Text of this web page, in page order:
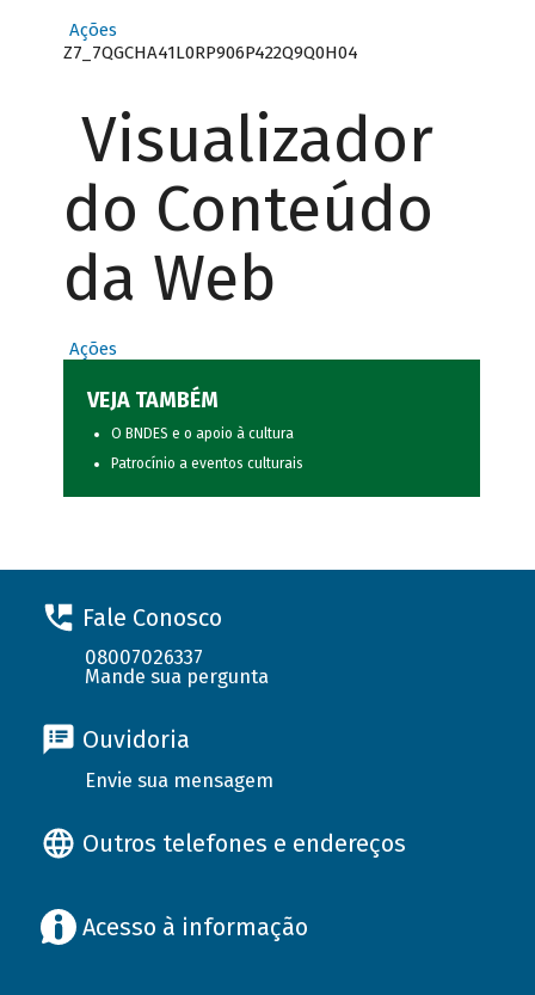
Ações
Z7_7QGCHA41L0RP906P422Q9Q0H04
Visualizador
do Conteúdo
da Web
Ações
VEJA TAMBÉM
O BNDES e o apoio à cultura
Patrocínio a eventos culturais
Fale Conosco
08007026337
Mande sua pergunta
Ouvidoria
Envie sua mensagem
Outros telefones e endereços
Acesso à informação